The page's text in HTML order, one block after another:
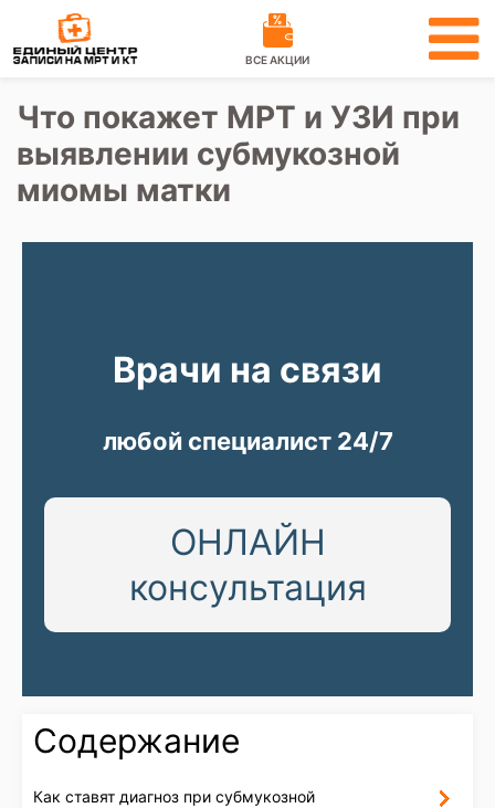
ВСЕ АКЦИИ
Что покажет МРТ и УЗИ при
выявлении субмукозной
миомы матки
ОНЛАЙН
консультация
любой специалист 24/7
Врачи на связи
Содержание
Как ставят диагноз при субмукозной